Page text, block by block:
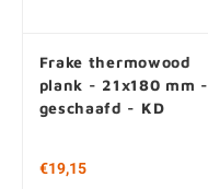
Frake thermowood
plank - 21x180 mm -
geschaafd - KD
€19,15